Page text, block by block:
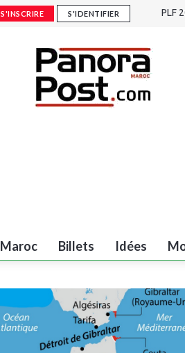
S'INSCRIRE S'IDENTIFIER
PLF
Maroc Billets Idées